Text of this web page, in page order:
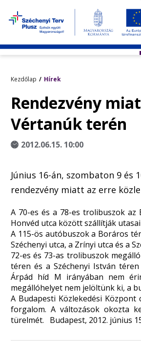
Kezdőlap Hírek
Rendezvény
Vértanúk terén
2012.06.15. 10:00
Június 16-án, szombaton 9
rendezvény miatt az erre
A 70-es és a 78-es trolibuszok az
Honvéd utca között szállítják
A 115-ös autóbuszok a Boráros
Széchenyi utca, a Zrínyi utca és a
72-es és 73-as trolibuszok
téren és a Széchenyi István
Árpád híd M irányában nem
megállóhelyet nem jelöltünk ki, a
A Budapesti Közlekedési
forgalom. A változások okozta
türelmét. Budapest, 2012. június